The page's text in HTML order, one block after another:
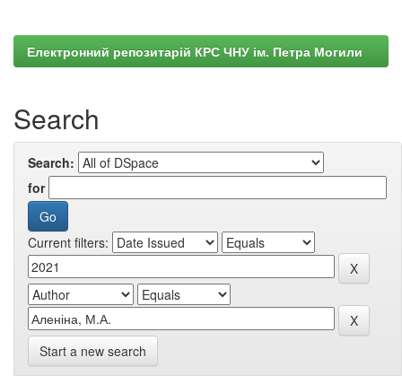
Електронний репозитарій КРС ЧНУ ім. Петра Могили
Search
Search:
for
Current filters:
Start a new search